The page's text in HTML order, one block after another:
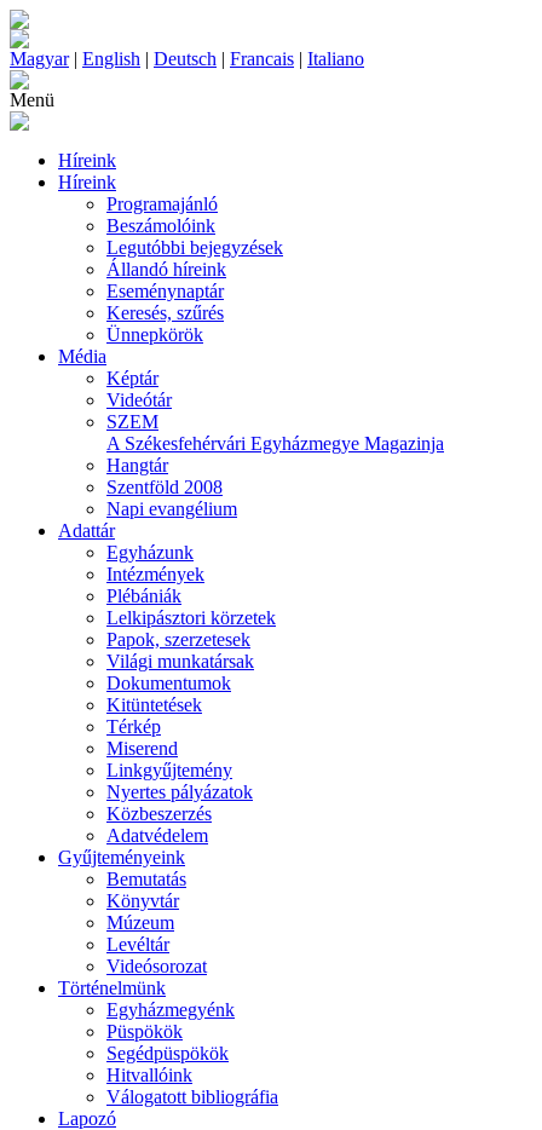
Magyar| English | Deutsch | Francais | Italiano
Menü
Híreink
Híreink
Programajánló
Beszámolóink
Legutóbbi bejegyzések
Állandó híreink
Eseménynaptár
Keresés, szűrés
Ünnepkörök
Média
Képtár
Videótár
SZEM
A Székesfehérvári Egyházmegye Magazinja
Hangtár
Szentföld 2008
Napi evangélium
Adattár
Egyházunk
Intézmények
Plébániák
Lelkipásztori körzetek
Papok, szerzetesek
Világi munkatársak
Dokumentumok
Kitüntetések
Térkép
Miserend
Linkgyűjtemény
Nyertes pályázatok
Közbeszerzés
Adatvédelem
Gyűjteményeink
Bemutatás
Könyvtár
Múzeum
Levéltár
Videósorozat
Történelmünk
Egyházmegyénk
Püspökök
Segédpüspökök
Hitvallóink
Válogatott bibliográfia
Lapozó